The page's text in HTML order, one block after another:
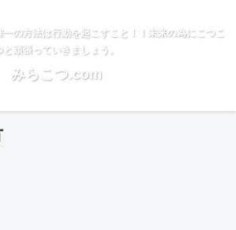
の方法は行動を起こすこと！！未来の為にこつこ
と頑張っていきましょう。
みらこつ.com